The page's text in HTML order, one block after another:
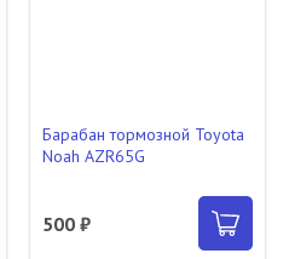
Барабан тормозной Toyota
Noah AZR65G
500 ₽